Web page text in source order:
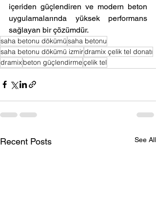
içeriden güçlendiren ve modern beton
uygulamalarında yüksek performans
sağlayan bir çözümdür.
saha betonu dökümüsaha betonu
saha betonu dökümü izmirdramix çelik tel donatı
dramixbeton güçlendirmeçelik tel
Recent Posts See All